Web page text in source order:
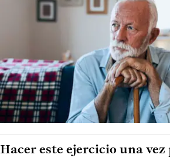
Hacer este ejercicio una vez